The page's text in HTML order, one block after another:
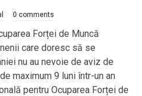
0 comments
Forței de Muncă
care doresc să se
nu au nevoie de aviz de
maximum 9 luni într-un an
pentru Ocuparea Forței de